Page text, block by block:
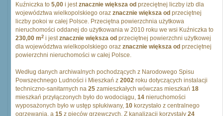
Kuźniczka to 5,00 i jestznacznie większa od przeciętnej liczby izb dla
województwa wielkopolskiego oraz znacznie większa od przeciętnej
liczby pokoi w całej Polsce. Przeciętna powierzchnia użytkowa
nieruchomości oddanej do użytkowania w 2010 roku we wsi Kuźniczka to
230,00 m2 i jestznacznie większa od przeciętnej powierzchni użytkowej
dla województwa wielkopolskiego oraz znacznie większa od przeciętnej
powierzchni nieruchomości w całej Polsce.
Według danych archiwalnych pochodzących z Narodowego Spisu
Powszechnego Ludności i Mieszkań z 2002 roku dotyczących instalacji
techniczno-sanitarnych na 25 zamieszkałych wówczas mieszkań 18
mieszkań przyłączonych było do wodociągu, 14 nieruchomości
wyposażonych było w ustęp spłukiwany, 10 korzystało z centralnego
ogrzewania, a 15 z pieców grzewczych. Z kanalizacji korzystały 24